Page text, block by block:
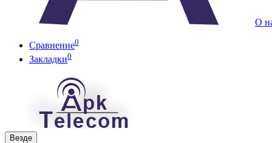
О
Сравнение0
Закладки0
Везде